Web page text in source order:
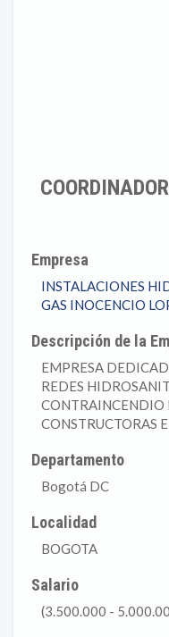
Empresa
INSTALACIONES
GAS INOCENCIO
Descripción de la
EMPRESA
REDES
CONTRAINCENDIO
CONSTRUCTORAS
Departamento
Bogotá DC
Localidad
BOGOTA
Salario
(3.500.000 -